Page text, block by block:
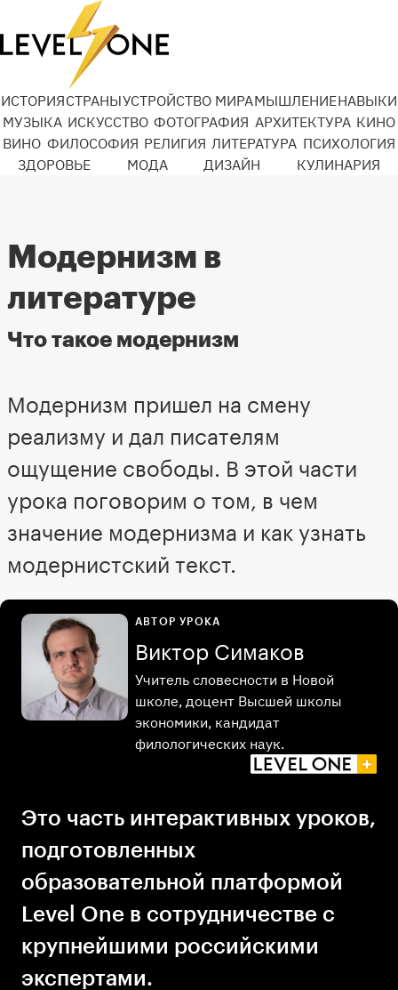
ИСТОРИЯСТРАНЫУСТРОЙСТВО МИРАМЫШЛЕНИЕНАВЫКИ
МУЗЫКА ИСКУССТВО ФОТОГРАФИЯ АРХИТЕКТУРА КИНО
ВИНО ФИЛОСОФИЯ РЕЛИГИЯ ЛИТЕРАТУРА ПСИХОЛОГИЯ
ЗДОРОВЬЕ
МОДА ДИЗАЙН КУЛИНАРИЯ
Модернизм в
литературе
Что такое модернизм
Модернизм пришел на смену
реализму и дал писателям
ощущение свободы. В этой части
урока поговорим о том, в чем
значение модернизма и как узнать
модернистский текст.
Это часть интерактивных уроков,
подготовленных
образовательной платформой
Level One в сотрудничестве с
крупнейшими российскими
экспертами.
АВТОР УРОКА
Виктор Симаков
Учитель словесности в Новой
школе, доцент Высшей школы
экономики, кандидат
филологических наук.